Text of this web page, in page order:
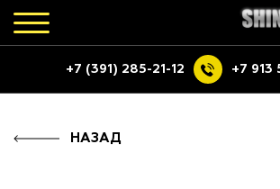
+7 (391) 285-21-12 +7 913
НАЗАД